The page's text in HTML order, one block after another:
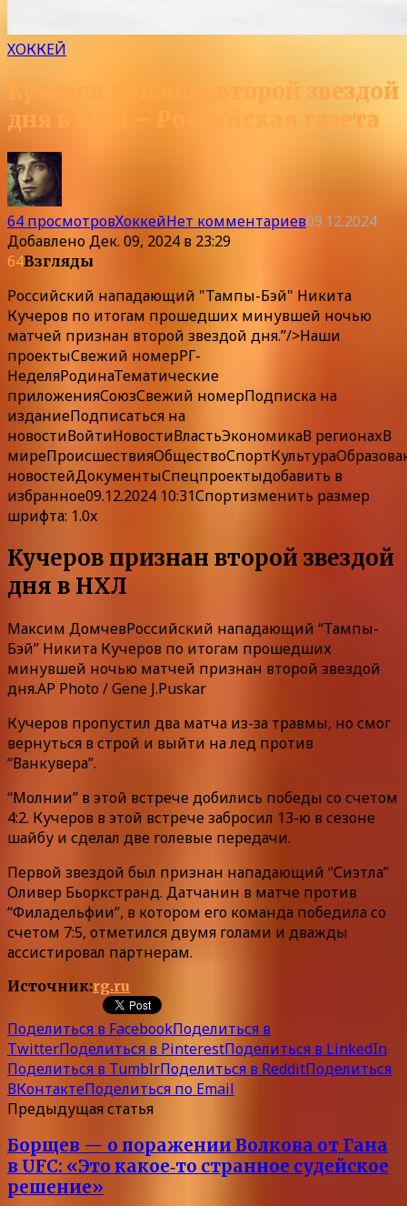
ХОККЕЙ
Кучеров признан второй звездой
дня в НХЛ – Российская газета
64 просмотровХоккейНет комментариев09.12.2024
ДобавленоДек. 09, 2024 в 23:29
64Взгляды
Российский нападающий "Тампы-Бэй" Никита
Кучеров по итогам прошедших минувшей ночью
матчей признан второй звездой дня.”/>Наши
проектыСвежий номерРГ-
НеделяРодинаТематические
приложенияСоюзСвежий номерПодписка на
изданиеПодписаться на
новостиВойтиНовостиВластьЭкономикаВ регионахВ
миреПроисшествияОбществоСпортКультура
новостейДокументыСпецпроектыдобавить в
избранное09.12.2024 10:31Спортизменить размер
шрифта: 1.0x
Кучеров признан второй звездой
дня в НХЛ
Максим ДомчевРоссийский нападающий “Тампы-
Бэй” Никита Кучеров по итогам прошедших
минувшей ночью матчей признан второй звездой
дня.AP Photo / Gene J.Puskar
Кучеров пропустил два матча из-за травмы, но смог
вернуться в строй и выйти на лед против
“Ванкувера”.
“Молнии” в этой встрече добились победы со счетом
4:2. Кучеров в этой встрече забросил 13-ю в сезоне
шайбу и сделал две голевые передачи.
Первой звездой был признан нападающий “Сиэтла”
Оливер Бьоркстранд. Датчанин в матче против
“Филадельфии”, в котором его команда победила со
счетом 7:5, отметился двумя голами и дважды
ассистировал партнерам.
Источник:rg.ru
Поделиться в FacebookПоделиться в
TwitterПоделиться в PinterestПоделиться в LinkedIn
Поделиться в TumblrПоделиться в RedditПоделиться
ВКонтактеПоделиться по Email
Предыдущая статья
Борщев — о поражении Волкова от Гана
в UFC: «Это какое‑то странное судейское
решение»